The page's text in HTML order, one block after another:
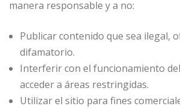
manera responsable y a no:
Publicar contenido que sea ilegal,
difamatorio.
Interferir con el funcionamiento
acceder a áreas restringidas.
Utilizar el sitio para fines